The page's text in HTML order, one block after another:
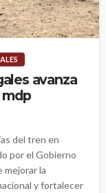
avanza
mdp
del tren en
por el Gobierno
mejorar la
y fortalecer